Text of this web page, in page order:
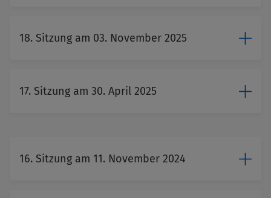
18. Sitzung am 03. November 2025
17. Sitzung am 30. April 2025
16. Sitzung am 11. November 2024